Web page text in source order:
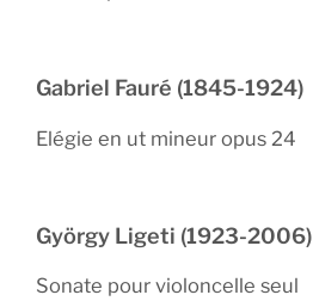
Gabriel Fauré (1845-1924)
Elégie en ut mineur opus 24
György Ligeti (1923-2006)
Sonate pour violoncelle seul